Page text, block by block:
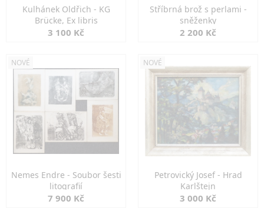
Kulhánek Oldřich - KG
Brücke, Ex libris
3 100 Kč
Stříbrná brož s perlami -
sněženky
2 200 Kč
NOVÉ
Nemes Endre - Soubor šesti
litografií
7 900 Kč
NOVÉ
Petrovický Josef - Hrad
Karlštejn
3 000 Kč